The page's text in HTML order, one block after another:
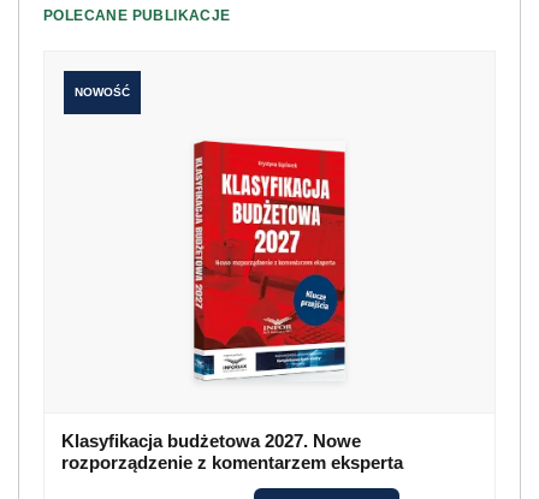
POLECANE PUBLIKACJE
NOWOŚĆ
Klasyfikacja budżetowa 2027. Nowe
rozporządzenie z komentarzem eksperta